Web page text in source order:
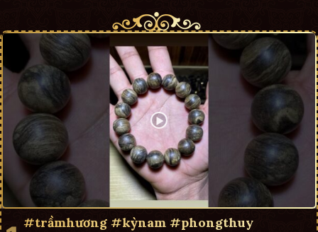
#trầmhương #kỳnam #phongthuy